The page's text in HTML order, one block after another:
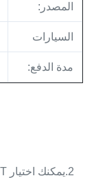
المصدر:
السيارات
مدة الدفع:
2.يمكنك اختيار T / T، باي بال، ويسترن يونيون، كدفع الخاص بك.